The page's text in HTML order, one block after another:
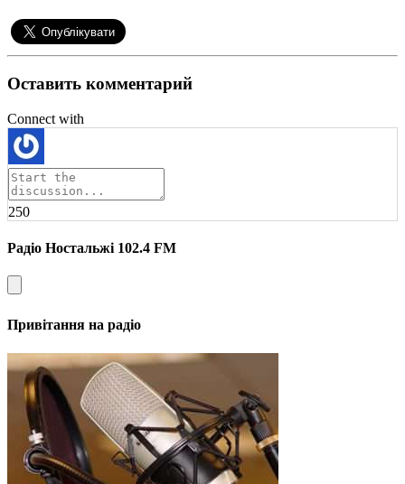
Оставить комментарий
Connect with
250
Радіо Ностальжі 102.4 FM
Привітання на радіо